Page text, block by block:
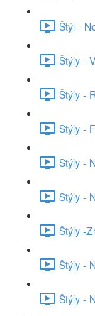
Štýl -
Štýly -
Štýly -
Štýly -
Štýly -
Štýly -
Štýly -
Štýly -
Štýly -